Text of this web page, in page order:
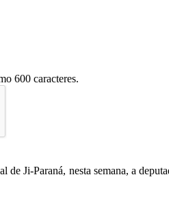
600 caracteres.
Ji-Paraná, nesta semana, a